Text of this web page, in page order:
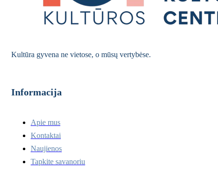
Kultūra gyvena ne vietose, o mūsų vertybėse.
Informacija
Apie mus
Kontaktai
Naujienos
Tapkite savanoriu